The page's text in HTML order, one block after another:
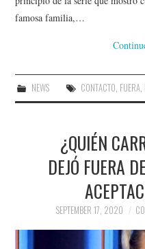
famosa familia,…
NEWS CONTACTO, FUERA,
¿QUIÉN
DEJÓ FUERA
SEPTEMBER 17, 2020